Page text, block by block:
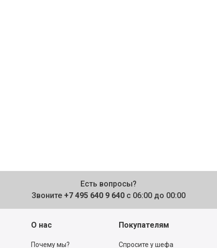
Есть вопросы?
Звоните +7 495 640 9 640 с 06:00 до 00:00
О нас
Почему мы?
Покупателям
Спросите у шефа